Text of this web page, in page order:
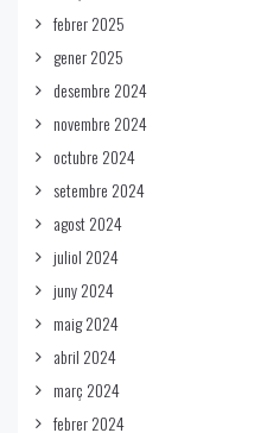
febrer 2025
gener 2025
desembre 2024
novembre 2024
octubre 2024
setembre 2024
agost 2024
juliol 2024
juny 2024
maig 2024
abril 2024
març 2024
febrer 2024